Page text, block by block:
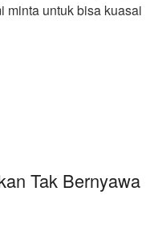
minta untuk bisa kuasai
Tak Bernyawa